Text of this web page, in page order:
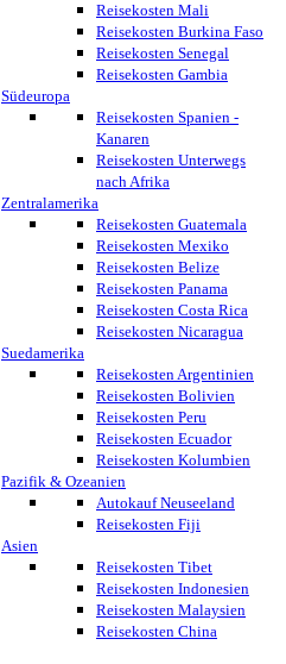
Reisekosten Mali
Reisekosten Burkina Faso
Reisekosten Senegal
Reisekosten Gambia
Südeuropa
Reisekosten Spanien -
Kanaren
Reisekosten Unterwegs
nach Afrika
Zentralamerika
Reisekosten Guatemala
Reisekosten Mexiko
Reisekosten Belize
Reisekosten Panama
Reisekosten Costa Rica
Reisekosten Nicaragua
Suedamerika
Reisekosten Argentinien
Reisekosten Bolivien
Reisekosten Peru
Reisekosten Ecuador
Reisekosten Kolumbien
Pazifik & Ozeanien
Autokauf Neuseeland
Reisekosten Fiji
Asien
Reisekosten Tibet
Reisekosten Indonesien
Reisekosten Malaysien
Reisekosten China